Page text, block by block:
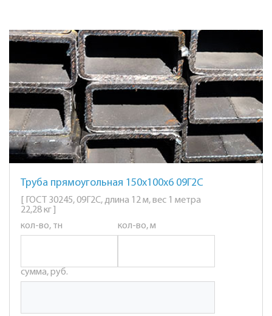
Труба прямоугольная 150х100х6 09Г2С
[ ГОСТ 30245, 09Г2С, длина 12 м, вес 1 метра
22,28 кг ]
кол-во, тн
кол-во, м
сумма, руб.